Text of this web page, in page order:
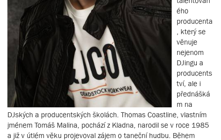
ého
producenta
, který se
věnuje
nejenom
DJingu a
producents
tví, ale i
přednášká
m na
DJských a producentských školách. Thomas Coastline, vlastním
jménem Tomáš Malina, pochází z Kladna, narodil se v roce 1985
a již v útlém věku projevoval zájem o taneční hudbu. Během